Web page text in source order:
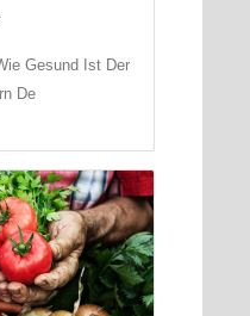
Gesund Ist Der
De